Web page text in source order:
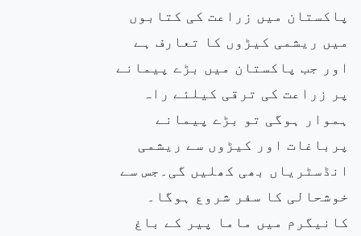
پاکستان میں زراعت کی کتابوں
میں ریشمی کیڑوں کا تعارف ہے
اور جب پاکستان میں بڑے پیمانے
پر زراعت کی ترقی کیلئے راہ
ہموار ہوگی تو بڑے پیمانے
پرباغات اور کیڑوں سے ریشمی
انڈسٹریاں بھی کھلیں گی۔جس سے
خوشحالی کا سفر شروع ہوگا۔
کانیگرم میں ماما پیر کے باغ